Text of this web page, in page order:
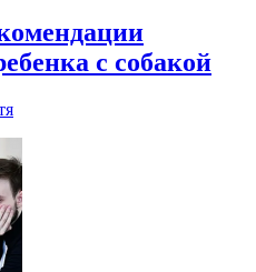
с собакой